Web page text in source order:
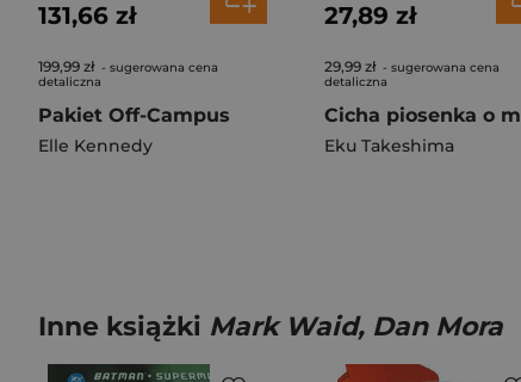
131,66 zł
199,99 zł - sugerowana cena
detaliczna
Pakiet Off-Campus
Elle Kennedy
27,89 zł
29,99 zł - sugerowana cena
detaliczna
Eku Takeshima
Inne książki Mark Waid, Dan Mora